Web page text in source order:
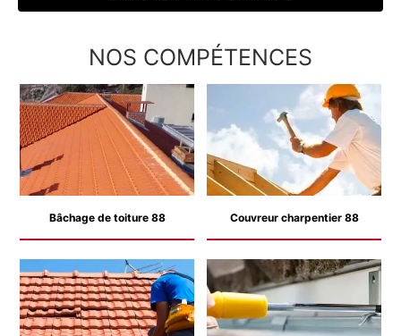
NOS COMPÉTENCES
Bâchage de toiture 88 Couvreur charpentier 88